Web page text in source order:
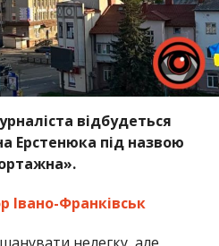
відбудеться
Ерстенюка під назвою
Івано-Франківськ